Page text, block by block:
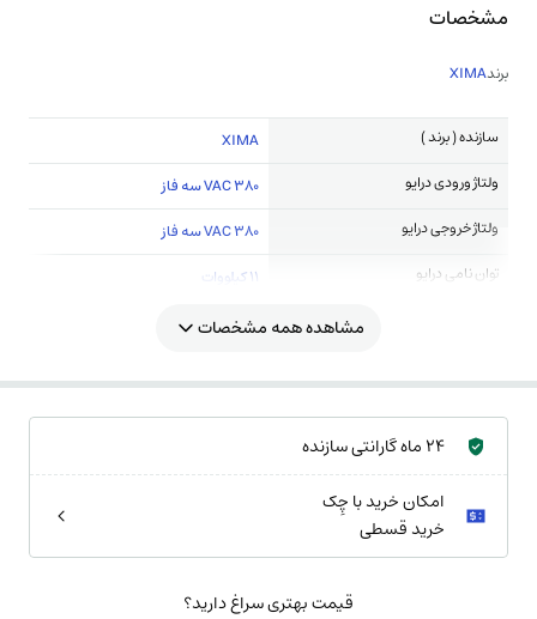
مشخصات
برندXIMA
سازنده ( برند )
XIMA
ولتاژ ورودی درایو
380 VAC سه فاز
ولتاژ خروجی درایو
380 VAC سه فاز
توان نامی درایو
11 کیلووات
مشاهده همه مشخصات
24 ماه گارانتی سازنده
امکان خرید با چِک
خرید قسطی
قیمت بهتری سراغ دارید؟